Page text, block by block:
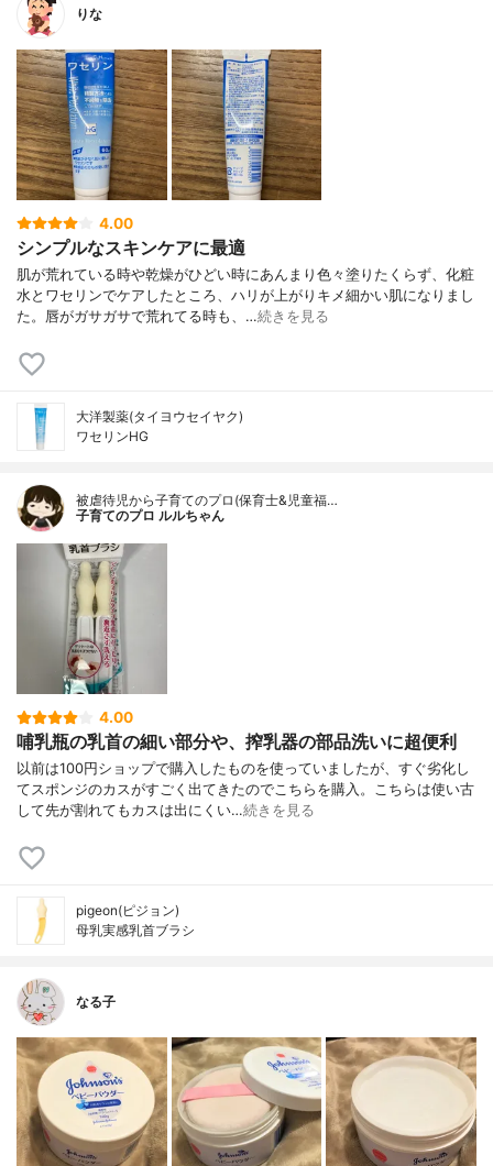
りな
4.00
シンプルなスキンケアに最適
肌が荒れている時や乾燥がひどい時にあんまり色々塗りたくらず、化粧
水とワセリンでケアしたところ、ハリが上がりキメ細かい肌になりまし
た。唇がガサガサで荒れてる時も、…続きを見る
大洋製薬(タイヨウセイヤク)
ワセリンHG
被虐待児から子育てのプロ(保育士&児童福…
子育てのプロ ルルちゃん
4.00
哺乳瓶の乳首の細い部分や、搾乳器の部品洗いに超便利
以前は100円ショップで購入したものを使っていましたが、すぐ劣化し
てスポンジのカスがすごく出てきたのでこちらを購入。こちらは使い古
して先が割れてもカスは出にくい…続きを見る
pigeon(ピジョン)
母乳実感乳首ブラシ
なる子